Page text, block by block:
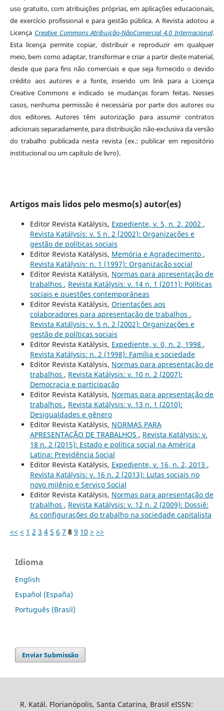
uso gratuito, com atribuições próprias, em aplicações educacionais,
de exercício profissional e para gestão pública. A Revista adotou a
Licença Creative Commons Atribuição-NãoComercial 4.0 Internacional.
Esta licença permite copiar, distribuir e reproduzir em qualquer
meio, bem como adaptar, transformar e criar a partir deste material,
desde que para fins não comerciais e que seja fornecido o devido
crédito aos autores e a fonte, inserido um link para a Licença
Creative Commons e indicado se mudanças foram feitas. Nesses
casos, nenhuma permissão é necessária por parte dos autores ou
dos editores.Autores têm autorização para assumir contratos
adicionais separadamente, para distribuição não-exclusiva da versão
do trabalho publicada nesta revista (ex.: publicar em repositório
institucional ou um capítulo de livro).
Artigos mais lidos pelo mesmo(s) autor(es)
Editor Revista Katálysis, Expediente, v. 5, n. 2, 2002 ,
Revista Katálysis: v. 5 n. 2 (2002): Organizações e
gestão de políticas sociais
Editor Revista Katálysis, Memória e Agradecimento ,
Revista Katálysis: n. 1 (1997): Organização social
Editor Revista Katálysis, Normas para apresentação de
trabalhos , Revista Katálysis: v. 14 n. 1 (2011): Políticas
sociais e questões contemporâneas
Editor Revista Katálysis, Orientações aos
colaboradores para apresentação de trabalhos ,
Revista Katálysis: v. 5 n. 2 (2002): Organizações e
gestão de políticas sociais
Editor Revista Katálysis, Expediente, v. 0, n. 2, 1998 ,
Revista Katálysis: n. 2 (1998): Família e sociedade
Editor Revista Katálysis, Normas para apresentação de
trabalhos , Revista Katálysis: v. 10 n. 2 (2007):
Democracia e participação
Editor Revista Katálysis, Normas para apresentação de
trabalhos , Revista Katálysis: v. 13 n. 1 (2010):
Desigualdades e gênero
Editor Revista Katálysis, NORMAS PARA
APRESENTAÇÃO DE TRABALHOS , Revista Katálysis: v.
18 n. 2 (2015): Estado e política social na América
Latina: Previdência Social
Editor Revista Katálysis, Expediente, v. 16, n. 2, 2013 ,
Revista Katálysis: v. 16 n. 2 (2013): Lutas sociais no
novo milênio e Serviço Social
Editor Revista Katálysis, Normas para apresentação de
trabalhos , Revista Katálysis: v. 12 n. 2 (2009): Dossiê:
As configurações do trabalho na sociedade capitalista
<< < 1 2 3 4 5 6 7 8 9 10 > >>
Idioma
English
Español (España)
Português (Brasil)
Enviar Submissão
R. Katál. Florianópolis, Santa Catarina, Brasil eISSN: